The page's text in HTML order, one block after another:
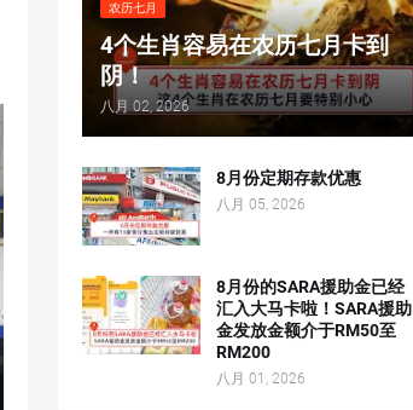
农历七月
4个生肖容易在农历七月卡到
阴！
八月 02, 2026
8月份定期存款优惠
八月 05, 2026
8月份的SARA援助金已经
汇入大马卡啦！SARA援助
金发放金额介于RM50至
RM200
八月 01, 2026